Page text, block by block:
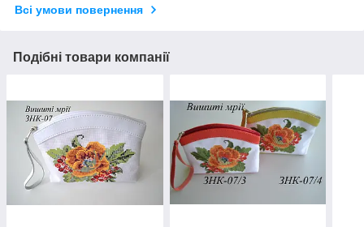
Всі умови повернення
Подібні товари компанії